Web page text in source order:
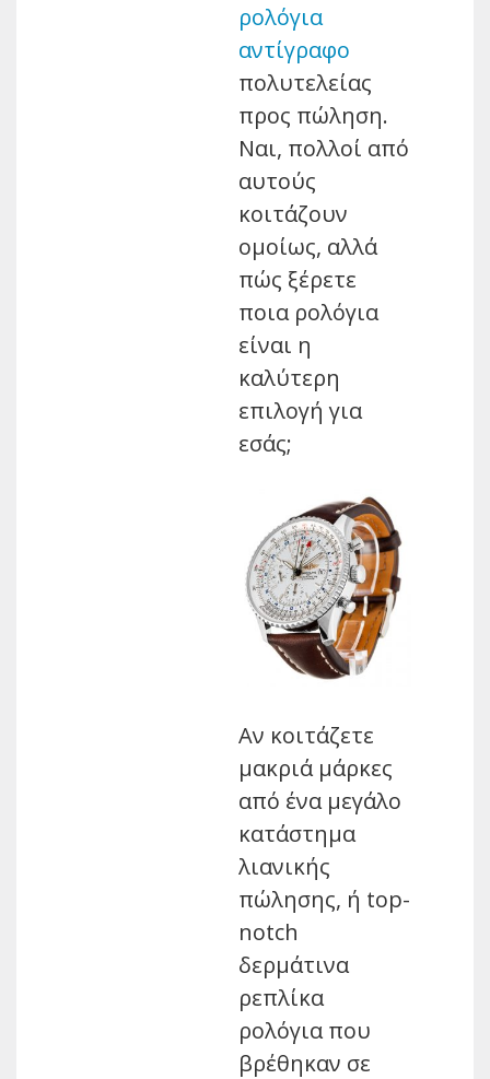
ρολόγια
αντίγραφο
πολυτελείας
προς πώληση.
Ναι, πολλοί από
αυτούς
κοιτάζουν
ομοίως, αλλά
πώς ξέρετε
ποια ρολόγια
είναι η
καλύτερη
επιλογή για
εσάς;
Αν κοιτάζετε
μακριά μάρκες
από ένα μεγάλο
κατάστημα
λιανικής
πώλησης, ή top-
notch
δερμάτινα
ρεπλίκα
ρολόγια που
βρέθηκαν σε